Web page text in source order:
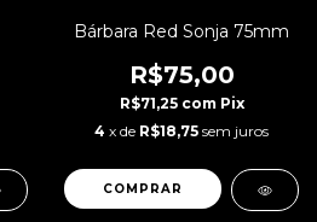
Bárbara Red Sonja 75mm
R$75,00
R$71,25 com Pix
4 x de R$18,75 sem juros